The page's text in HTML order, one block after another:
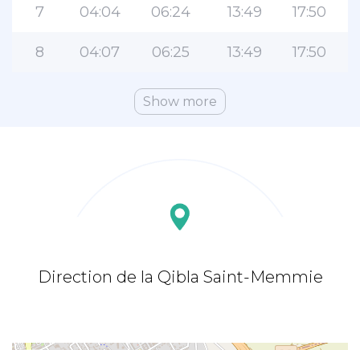
7 04:04 06:24 13:49 17:50
8 04:07 06:25 13:49 17:50
Show more
Direction de la Qibla Saint-Memmie